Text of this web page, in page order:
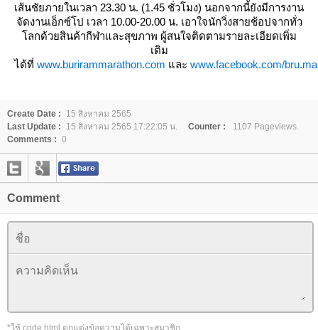
เส้นชัยภายในเวลา 23.30 น. (1.45 ชั่วโมง) นอกจากนี้ยังมีการงาน
จัดงานเอ็กซ์โป เวลา 10.00-20.00 น. เอาใจนักวิ่งสายช้อปจากทั่ว
ลกด้วยสินค้ากีฬาและสุขภาพ ผู้สนใจติดตามรายละเอียดเพิ่ม
เติม
ได้ที่ www.burirammarathon.com ละ www.facebook.com/
Create Date :
15 สิงหาคม 2565
Last Update :
15 สิงหาคม 2565 17:22:05 น. Counter :
1107 Pageviews.
Comments : 0
Comment
*ใช้ code html ตกแต่งข้อความได้เฉพาะสมาชิก